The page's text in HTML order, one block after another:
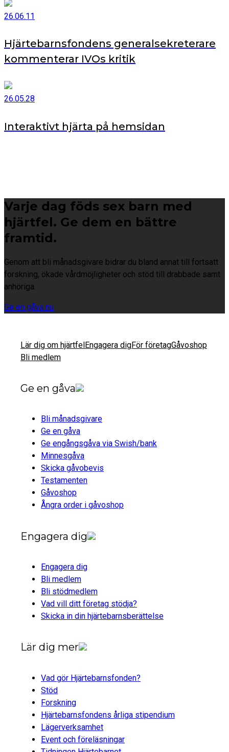
26.06.11
Hjärtebarnsfondens generalsekreterare
kommenterar IVOs kritik
26.05.28
Interaktivt hjärta på hemsidan
Varje dag föds sex barn med
hjärtfel. Ge dem en bättre
framtid.
Genom att bli månadsgivare bidrar du bland annat till fortsatt
forskning, ökade vårdmöjligheter och stöd till drabbade samt
anhöriga.
Ge en gåva nu
Lär dig om hjärtfelEngagera digFör företagGåvoshop
Bli medlem
Ge en gåva
Bli månadsgivare
Ge en gåva
Ge engångsgåva via Swish/bank
Minnesgåva
Skicka gåvobevis
Testamenten
Gåvoshop
Ångra order i gåvoshop
Engagera dig
Engagera dig
Bli medlem
Bli stödmedlem
Vad vill ditt företag stödja?
Skicka in din hjärtebarnsberättelse
Lär dig mer
Vad gör Hjärtebarnsfonden?
Stöd
Forskning
Hjärtebarnsfondens årliga stipendium
Lägerverksamhet
Event och föreläsningar